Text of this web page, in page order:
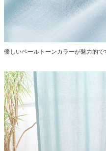
優しいペールトーンカラーが魅力的で